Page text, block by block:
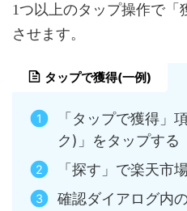
1つ以上のタップ操作で「
させます。
タップで獲得(一例)
「タップで獲得」
ク)」をタップする
「探す」で楽天市
確認ダイアログ内